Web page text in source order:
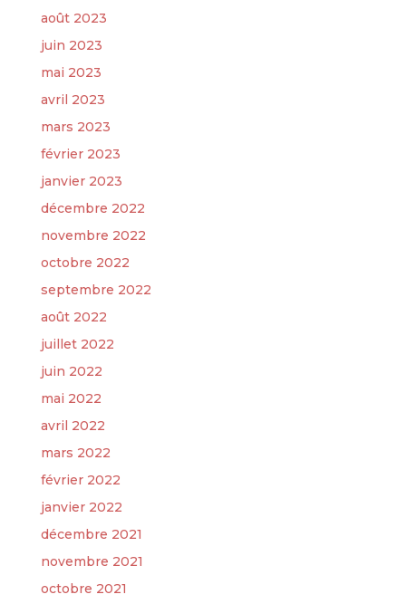
août 2023
juin 2023
mai 2023
avril 2023
mars 2023
février 2023
janvier 2023
décembre 2022
novembre 2022
octobre 2022
septembre 2022
août 2022
juillet 2022
juin 2022
mai 2022
avril 2022
mars 2022
février 2022
janvier 2022
décembre 2021
novembre 2021
octobre 2021